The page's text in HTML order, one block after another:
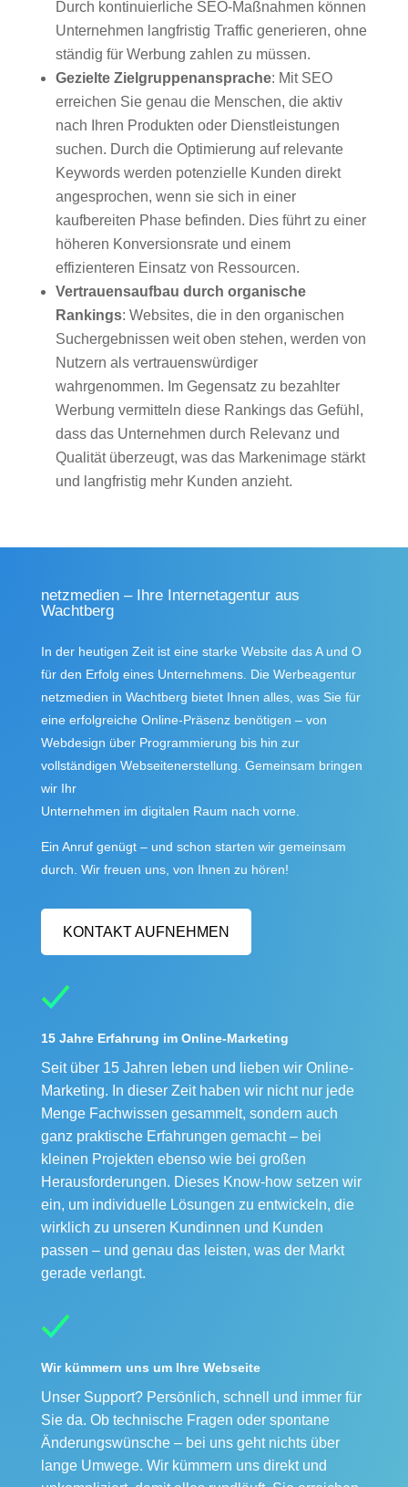
Durch kontinuierliche SEO-Maßnahmen können
Unternehmen langfristig Traffic generieren, ohne
ständig für Werbung zahlen zu müssen.
Gezielte Zielgruppenansprache: Mit SEO
erreichen Sie genau die Menschen, die aktiv
nach Ihren Produkten oder Dienstleistungen
suchen. Durch die Optimierung auf relevante
Keywords werden potenzielle Kunden direkt
angesprochen, wenn sie sich in einer
kaufbereiten Phase befinden. Dies führt zu einer
höheren Konversionsrate und einem
effizienteren Einsatz von Ressourcen.
Vertrauensaufbau durch organische
Rankings: Websites, die in den organischen
Suchergebnissen weit oben stehen, werden von
Nutzern als vertrauenswürdiger
wahrgenommen. Im Gegensatz zu bezahlter
Werbung vermitteln diese Rankings das Gefühl,
dass das Unternehmen durch Relevanz und
Qualität überzeugt, was das Markenimage stärkt
und langfristig mehr Kunden anzieht.
netzmedien – Ihre Internetagentur aus
Wachtberg
In der heutigen Zeit ist eine starke Website das A und O
für den Erfolg eines Unternehmens. Die Werbeagentur
netzmedien in Wachtberg bietet Ihnen alles, was Sie für
eine erfolgreiche Online-Präsenz benötigen – von
Webdesign über Programmierung bis hin zur
vollständigen Webseitenerstellung. Gemeinsam bringen
wir Ihr
Unternehmen im digitalen Raum nach vorne.
Ein Anruf genügt – und schon starten wir gemeinsam
durch. Wir freuen uns, von Ihnen zu hören!
KONTAKT AUFNEHMEN
15 Jahre Erfahrung im Online-Marketing
Seit über 15 Jahren leben und lieben wir Online-
Marketing. In dieser Zeit haben wir nicht nur jede
Menge Fachwissen gesammelt, sondern auch
ganz praktische Erfahrungen gemacht – bei
kleinen Projekten ebenso wie bei großen
Herausforderungen. Dieses Know-how setzen wir
ein, um individuelle Lösungen zu entwickeln, die
wirklich zu unseren Kundinnen und Kunden
passen – und genau das leisten, was der Markt
gerade verlangt.
Wir kümmern uns um Ihre Webseite
Unser Support? Persönlich, schnell und immer für
Sie da. Ob technische Fragen oder spontane
Änderungswünsche – bei uns geht nichts über
lange Umwege. Wir kümmern uns direkt und